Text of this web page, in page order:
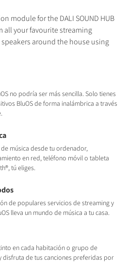
module for the DALI SOUND HUB
all your favourite streaming
around the house using
no podría ser más sencilla. Solo tienes
BluOS de forma inalámbrica a través
música desde tu ordenador,
en red, teléfono móvil o tableta
tú eliges.
de populares servicios de streaming y
lleva un mundo de música a tu casa.
en cada habitación o grupo de
disfruta de tus canciones preferidas por